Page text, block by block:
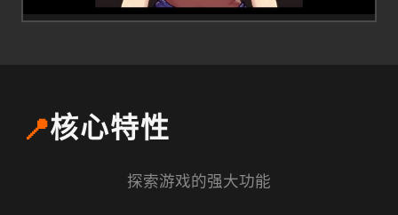
📍核心特性
探索游戏的强大功能